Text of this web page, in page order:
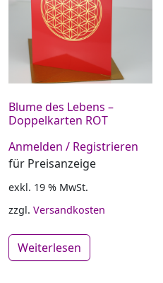
Blume des Lebens –
Doppelkarten ROT
Anmelden / Registrieren
für Preisanzeige
exkl. 19 % MwSt.
zzgl. Versandkosten
Weiterlesen